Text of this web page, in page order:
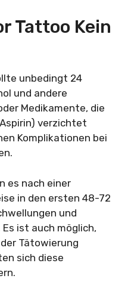
Tattoo Kein
unbedingt 24
und andere
Medikamente, die
verzichtet
Komplikationen bei
es nach einer
in den ersten 48-72
und
ist auch möglich,
Tätowierung
sich diese